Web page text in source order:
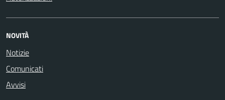
NOVITÀ
Notizie
Comunicati
Avvisi